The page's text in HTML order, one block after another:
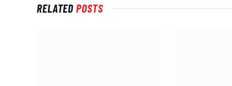
RELATEDPOSTS